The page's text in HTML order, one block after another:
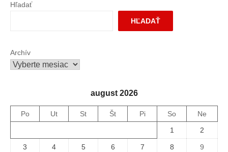
Hľadať
HĽADAŤ
Archív
august 2026
Po Ut St Št Pi So
Ne
1
2
3 4 5 6 7 8 9